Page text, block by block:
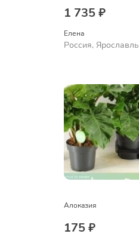
1 735 ₽
Елена
Россия, Ярославль
Алоказия
175 ₽